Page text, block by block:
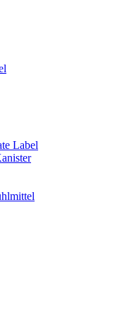
Label